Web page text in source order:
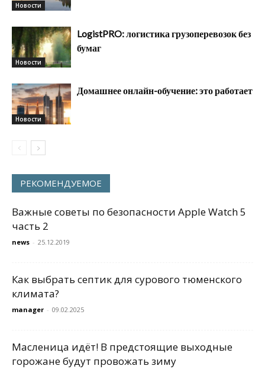
Новости
Новости
LogistPRO: логистика грузоперевозок без
бумаг
Новости
Домашнее онлайн-обучение: это работает
РЕКОМЕНДУЕМОЕ
Важные советы по безопасности Apple Watch 5
часть 2
news - 25.12.2019
Как выбрать септик для сурового тюменского
климата?
manager - 09.02.2025
Масленица идёт! В предстоящие выходные
горожане будут провожать зиму